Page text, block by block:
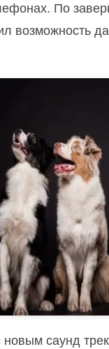
По
возможность
саунд